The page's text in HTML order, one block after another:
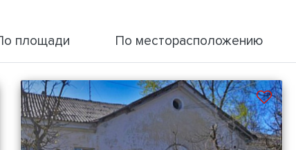
площади По месторасположению